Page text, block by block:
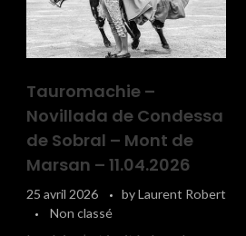
Tauromachie –
Novillada de Condessa
de Sobral – Mont de
Marsan – 11.04.2026
25 avril 2026 by Laurent Robert
Non classé